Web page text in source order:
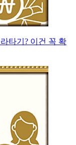
타기? 이건 꼭 확